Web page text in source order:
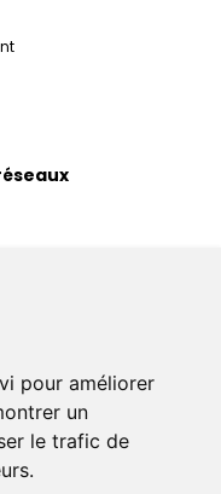
pour améliorer
un
le trafic de